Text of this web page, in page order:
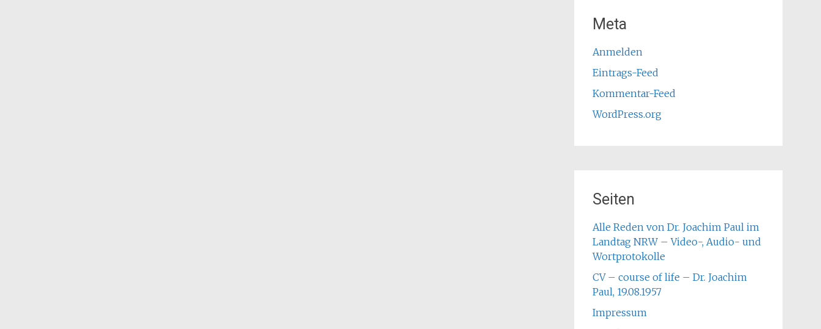
Meta
Anmelden
Eintrags-Feed
Kommentar-Feed
WordPress.org
Seiten
Alle Reden von Dr. Joachim Paul im
Landtag NRW – Video-, Audio- und
Wortprotokolle
CV – course of life – Dr. Joachim
Paul, 19.08.1957
Impressum